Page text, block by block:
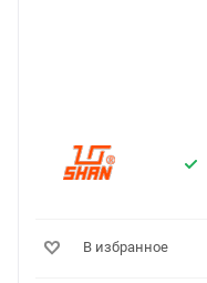
В избранное